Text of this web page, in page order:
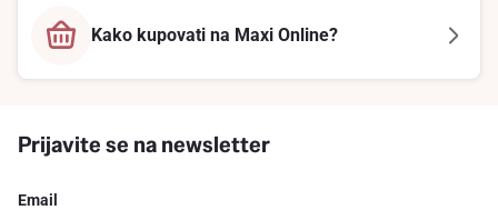
Kako kupovati na Maxi Online?
Prijavite se na newsletter
Email